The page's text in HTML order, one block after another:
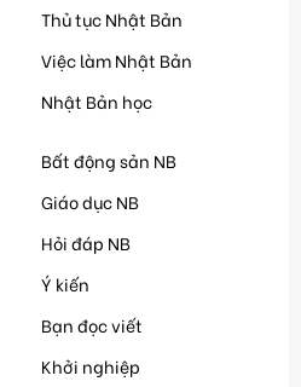
Thủ tục Nhật Bản
Việc làm Nhật Bản
Nhật Bản học
Bất động sản NB
Giáo dục NB
Hỏi đáp NB
Ý kiến
Bạn đọc viết
Khởi nghiệp